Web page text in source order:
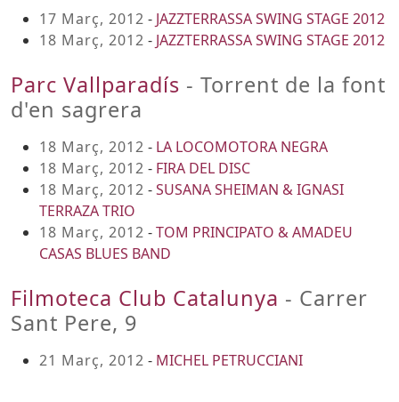
17 Març, 2012 - JAZZTERRASSA SWING STAGE 2012
18 Març, 2012 - JAZZTERRASSA SWING STAGE 2012
Parc Vallparadís - Torrent de la font
d'en sagrera
18 Març, 2012 - LA LOCOMOTORA NEGRA
18 Març, 2012 - FIRA DEL DISC
18 Març, 2012 -SUSANA SHEIMAN & IGNASI
TERRAZA TRIO
18 Març, 2012 -TOM PRINCIPATO & AMADEU
CASAS BLUES BAND
Filmoteca Club Catalunya - Carrer
Sant Pere, 9
21 Març, 2012 - MICHEL PETRUCCIANI